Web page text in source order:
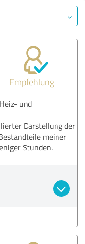
Empfehlung
und
Darstellung der
meiner
Stunden.